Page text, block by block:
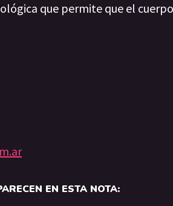
que permite que el
EN ESTA NOTA: